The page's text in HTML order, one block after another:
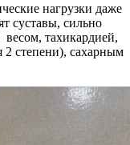
нагрузки даже
суставы, сильно
тахикардией,
2 степени), сахарным